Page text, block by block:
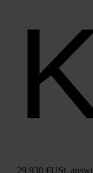
29.930 €USt.